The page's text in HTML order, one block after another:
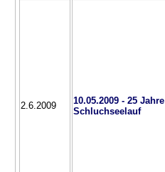
2.6.2009
10.05.2009 - 25 Jahre
Schluchseelauf